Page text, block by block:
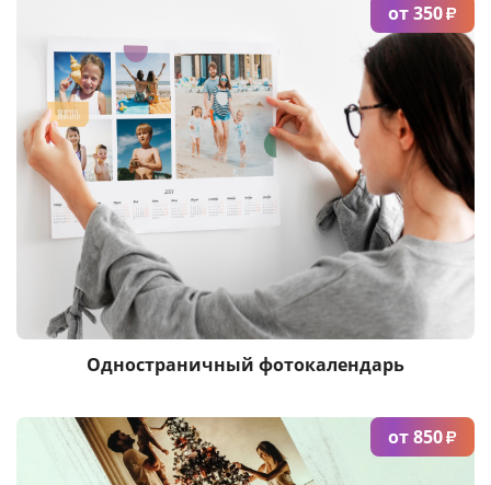
Одностраничный фотокалендарь
от 350₽
от 850₽